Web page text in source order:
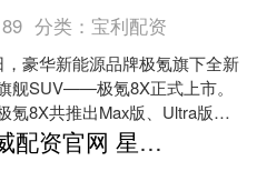
89 分类： 宝利配资
，豪华新能源品牌极氪旗下全新
舰SUV——极氪8X正式上市。
氪8X共推出Max版、Ultra版及
个版型，零售价分别为35....
柯塞威配资官网 星球研究所落户成都背后：媒体“央地接力”打造数字文创投资新标杆